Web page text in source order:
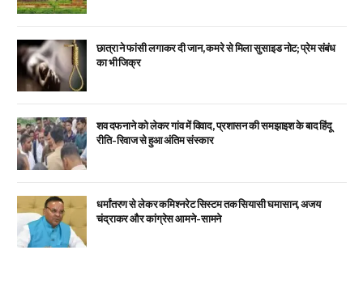
छात्रा ने फांसी लगाकर दी जान, कमरे से मिला सुसाइड नोट; प्रेम संबंध
का भी जिक्र
शव दफनाने को लेकर गांव में विवाद, प्रशासन की समझाइश के बाद हिंदू
रीति-रिवाज से हुआ अंतिम संस्कार
धर्मांतरण से लेकर कमिश्नरेट सिस्टम तक सियासी घमासान, अजय
चंद्राकर और कांग्रेस आमने-सामने